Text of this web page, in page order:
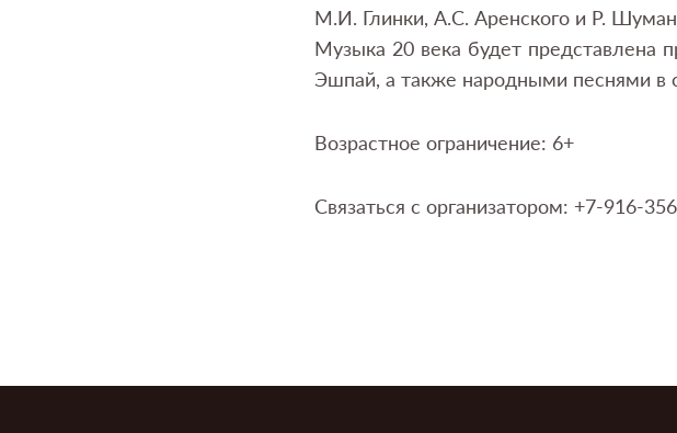
М.И. Глинки, А.С. Аренского и Р.
Музыка 20 века будет представлена
Эшпай, а также народными песнями в
Возрастное ограничение: 6+
Связаться с организатором: +7-916-